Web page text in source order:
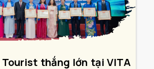
Tourist thắng lớn tại VITA